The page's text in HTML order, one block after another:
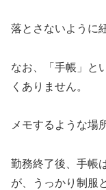
落とさないように
なお、「手帳」と
くありません。
メモするような場
勤務終了後、手帳
が、うっかり制服